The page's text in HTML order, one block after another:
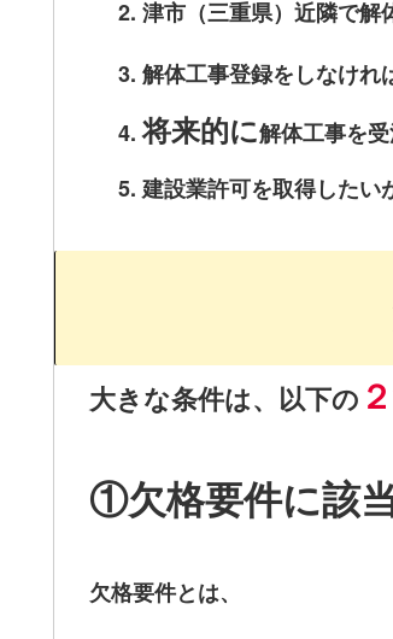
津市（三重県）近隣で解
解体工事登録をしなけれ
将来的に解体工事を
建設業許可を取得したい
大きな条件は、以下の
①欠格要件に該
欠格要件とは、